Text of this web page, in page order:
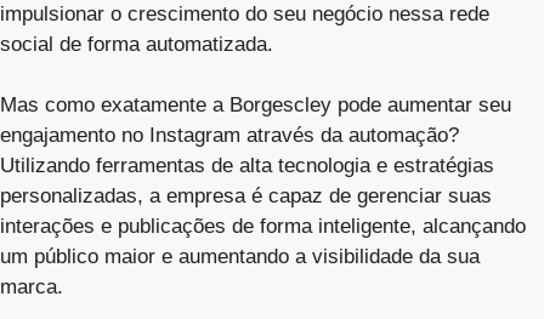
impulsionar o crescimento do seu negócio nessa rede
social de forma automatizada.
Mas como exatamente a Borgescley pode aumentar seu
engajamento no Instagram através da automação?
Utilizando ferramentas de alta tecnologia e estratégias
personalizadas, a empresa é capaz de gerenciar suas
interações e publicações de forma inteligente, alcançando
um público maior e aumentando a visibilidade da sua
marca.